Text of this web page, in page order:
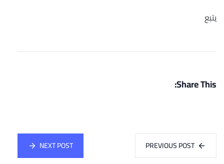
يتبع
Share This:
PREVIOUS POST
NEXT POST